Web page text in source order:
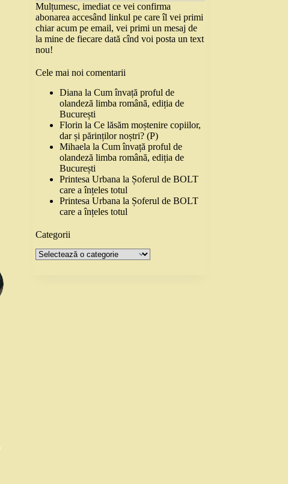
Mulțumesc, imediat ce vei confirma
abonarea accesând linkul pe care îl vei primi
chiar acum pe email, vei primi un mesaj de
la mine de fiecare dată cînd voi posta un text
nou!
Cele mai noi comentarii
Diana laCum învață proful de
olandeză limba română, ediția de
București
Florin laCe lăsăm moștenire copiilor,
dar și părinților noștri? (P)
Mihaela laCum învață proful de
olandeză limba română, ediția de
București
Printesa Urbana la Șoferul de BOLT
care a înțeles totul
Printesa Urbana la Șoferul de BOLT
care a înțeles totul
Categorii
Categorii